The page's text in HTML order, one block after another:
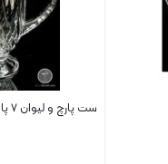
ست پارچ و لیوان ۷ پارچه تولیپ کریستال